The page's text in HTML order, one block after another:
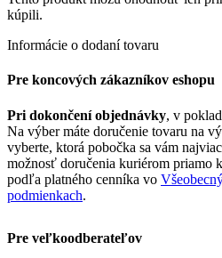
kúpili.
Informácie o dodaní tovaru
Pre koncových zákazníkov eshopu
Pri dokončení objednávky, v
Na výber máte doručenie tovaru na
vyberte, ktorá pobočka sa vám
možnosť doručenia kuriérom priamo
podľa platného cenníka vo
podmienkach.
Pre veľkoodberateľov